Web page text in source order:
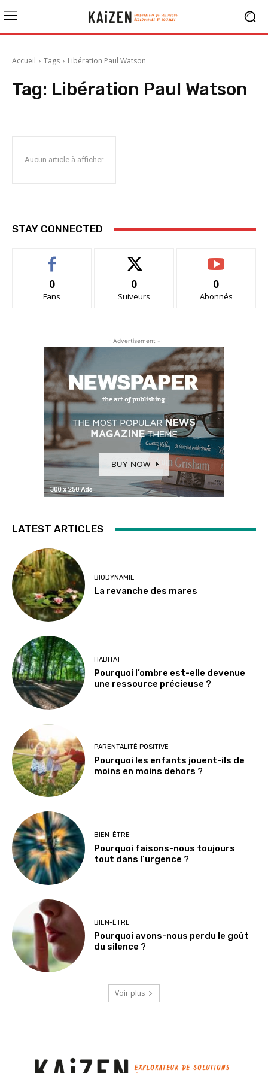
Accueil Tags Libération Paul Watson
Tag: Libération Paul Watson
Aucun article à afficher
STAY CONNECTED
0
Fans
0
Suiveurs
0
Abonnés
- Advertisement -
LATEST ARTICLES
BIODYNAMIE
La revanche des mares
HABITAT
Pourquoi l’ombre est-elle devenue
une ressource précieuse ?
PARENTALITÉ POSITIVE
Pourquoi les enfants jouent-ils de
moins en moins dehors ?
BIEN-ÊTRE
Pourquoi faisons-nous toujours
tout dans l’urgence ?
BIEN-ÊTRE
Pourquoi avons-nous perdu le goût
du silence ?
Voir plus